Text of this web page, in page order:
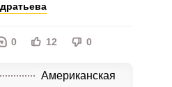
0 12 0
Американская